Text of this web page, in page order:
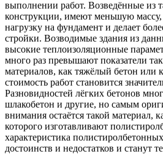
выполнении работ. Возведённые из
конструкции, имеют меньшую
нагрузку на фундамент и делает
стройки. Возводимые здания из
высокие теплоизоляционные
много раз превышают показатели
материалов, как тяжёлый бетон или
стоимость работ становится
Разновидностей лёгких бетонов
шлакобетон и другие, но самым
внимания остаётся такой материал,
которого изготавливают
характеристика
достоинств и недостатков и станут